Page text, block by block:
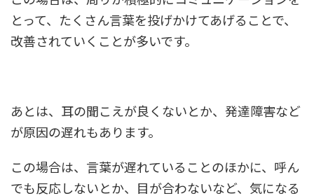
とって、たくさん言葉を投げかけてあげることで、
改善されていくことが多いです。
あとは、耳の聞こえが良くないとか、発達障害など
が原因の遅れもあります。
この場合は、言葉が遅れていることのほかに、呼ん
でも反応しないとか、目が合わないなど、気になる